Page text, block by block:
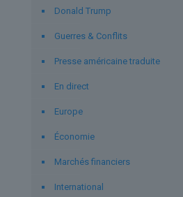
Donald Trump
Guerres & Conflits
Presse américaine traduite
En direct
Europe
Économie
Marchés financiers
International